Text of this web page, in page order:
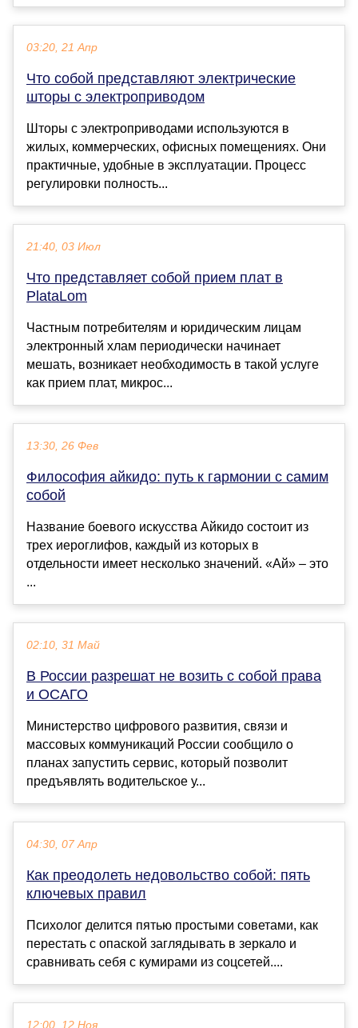
03:20, 21 Апр
Что собой представляют электрические
шторы с электроприводом
Шторы с электроприводами используются в
жилых, коммерческих, офисных помещениях. Они
практичные, удобные в эксплуатации. Процесс
регулировки полность...
21:40, 03 Июл
Что представляет собой прием плат в
PlataLom
Частным потребителям и юридическим лицам
электронный хлам периодически начинает
мешать, возникает необходимость в такой услуге
как прием плат, микрос...
13:30, 26 Фев
Философия айкидо: путь к гармонии с самим
собой
Название боевого искусства Айкидо состоит из
трех иероглифов, каждый из которых в
отдельности имеет несколько значений. «Ай» – это
...
02:10, 31 Май
В России разрешат не возить с собой права
и ОСАГО
Министерство цифрового развития, связи и
массовых коммуникаций России сообщило о
планах запустить сервис, который позволит
предъявлять водительское у...
04:30, 07 Апр
Как преодолеть недовольство собой: пять
ключевых правил
Психолог делится пятью простыми советами, как
перестать с опаской заглядывать в зеркало и
сравнивать себя с кумирами из соцсетей....
12:00, 12 Ноя